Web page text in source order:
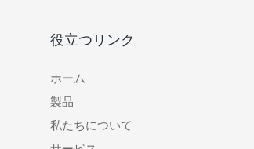
役立つリンク
ホーム
製品
私たちについて